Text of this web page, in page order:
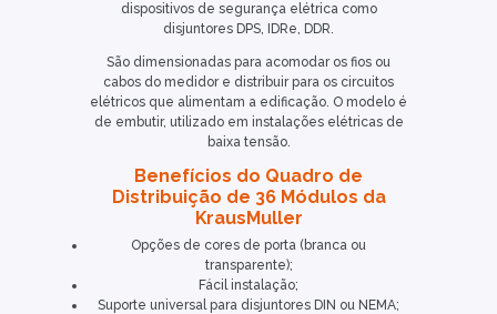
dispositivos de segurança elétrica como
disjuntores DPS, IDRe, DDR.
São dimensionadas para acomodar os fios ou
cabos do medidor e distribuir para os circuitos
elétricos que alimentam a edificação. O modelo é
de embutir, utilizado em instalações elétricas de
baixa tensão.
Benefícios do Quadro de
Distribuição de 36 Módulos da
KrausMuller
Opções de cores de porta (branca ou
transparente);
Fácil instalação;
Suporte universal para disjuntores DIN ou NEMA;